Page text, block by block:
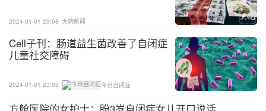
忻州市特殊教育学校
已认证 区域：山西忻州市 成立日期：2021-09-06 创
始人：事业单位 机构性质：公办融合学校 | 事业单位
2024-01-01 23:08 大皖新闻
Cell子刊：肠道益生菌改善了自闭症
儿童社交障碍
2024-01-01 23:03 今日自闭症